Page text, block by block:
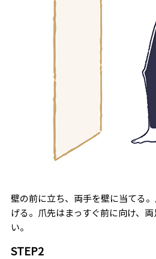
壁の前に立ち、両手を壁に当てる
げる。爪先はまっすぐ前に向け、
い。
STEP2